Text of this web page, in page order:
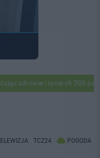
i życie ok 500
TCZ24 POGODA